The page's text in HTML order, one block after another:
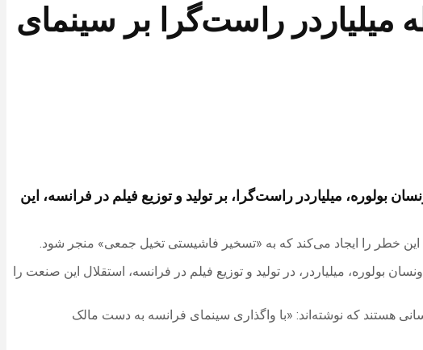
سلطه میلیاردر راست‌گرا بر سینمای
بولوره، میلیاردر راست‌گرا، بر تولید و توزیع فیلم در فرانسه، این
میلیاردر، در تولید و توزیع فیلم در فرانسه، استقلال این صنعت را
هستند که نوشته‌اند: «با واگذاری سینمای فرانسه به دست مالک